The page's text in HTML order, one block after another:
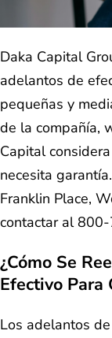
Daka Capital
adelantos de
pequeñas y
de la compañía,
Capital
necesita
Franklin Place,
contactar al
¿Cómo Se
Efectivo Para
Los adelantos